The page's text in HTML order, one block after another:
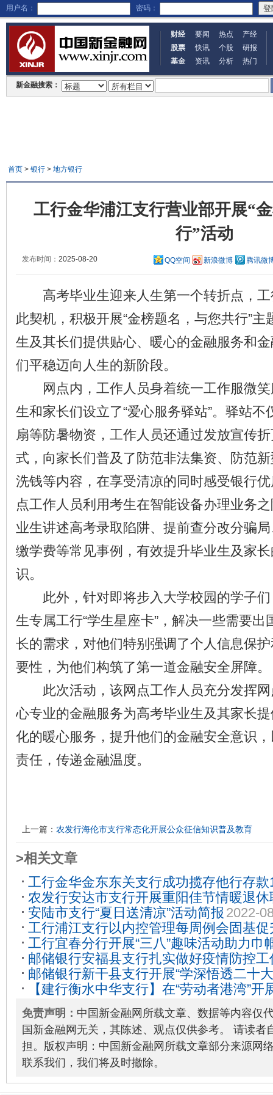
用户名： 密码：
财经 要闻 热点
产经
股票
快讯 个股
研报
基金
资讯 分析 热门
新金融搜索：
首页> 银行> 地方银行
工行金华浦江支行营业部开展“
行”活动
发布时间： 2025-08-20 QQ空间 新浪微博 腾讯微
高考毕业生迎来人生第一个转折点，工
此契机，积极开展“金榜题名，与您共行”
生及其长们提供贴心、暖心的金融服务和
们平稳迈向人生的新阶段。
网点内，工作人员身着统一工作服微笑
生和家长们设立了“爱心服务驿站”。驿站
扇等防暑物资，工作人员还通过发放宣传
式，向家长们普及了防范非法集资、防范
洗钱等内容，在享受清凉的同时感受银行
点工作人员利用考生在智能设备办理业务
业生讲述高考录取陷阱、提前查分改分骗
缴学费等常见事例，有效提升毕业生及家
识。
此外，针对即将步入大学校园的学子们
生专属工行“学生星座卡”，解决一些需要
长的需求，对他们特别强调了个人信息保
要性，为他们构筑了第一道金融安全屏障。
此次活动，该网点工作人员充分发挥网
心专业的金融服务为高考毕业生及其家长
化的暖心服务，提升他们的金融安全意识
责任，传递金融温度。
上一篇： 农发行海伦市支行常态化开展公众征信知识普及教育
>相关文章
工行金华金东东关支行成功揽存他行存款
农发行安达市支行开展重阳佳节情暖退
24
安陆市支行“夏日送清凉”活动简报 2022-
工行浦江支行以内控管理每周例会固基
11-21
工行宜春分行开展“三八”趣味活动助力巾
邮储银行安福县支行扎实做好疫情防控工
邮储银行新干县支行开展“学深悟透二十
程”主题活动2023-02-28
【建行衡水中华支行】在“劳动者港湾”
2023-05-19
免责声明： 中国新金融网所载文章、数据等内容仅
国新金融网无关，其陈述、观点仅供参考。 请读者
担。版权声明：中国新金融网所载文章部分来源网
联系我们，我们将及时撤除。